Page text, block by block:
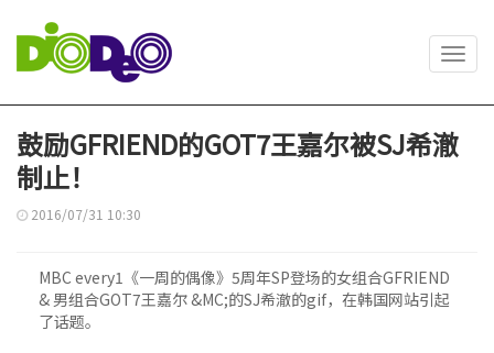
鼓励GFRIEND的GOT7王嘉尔被SJ希澈
制止！
2016/07/31 10:30
MBC every1《一周的偶像》5周年SP登场的女组合GFRIEND
& 男组合GOT7王嘉尔 &MC;的SJ希澈的gif，在韩国网站引起
了话题。